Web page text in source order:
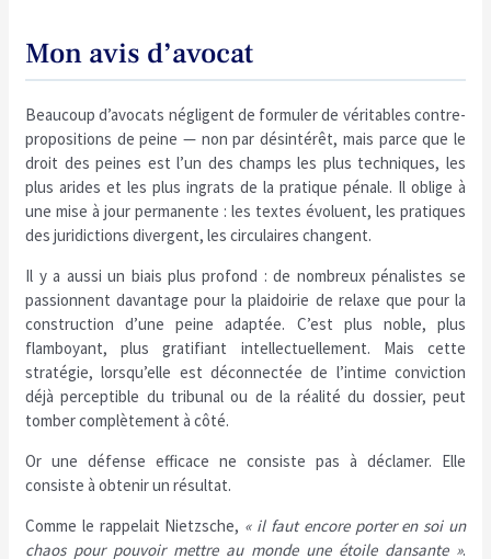
Mon avis d’avocat
Beaucoup d’avocats négligent de formuler de véritables contre-
propositions de peine — non par désintérêt, mais parce que le
droit des peines est l’un des champs les plus techniques, les
plus arides et les plus ingrats de la pratique pénale. Il oblige à
une mise à jour permanente : les textes évoluent, les pratiques
des juridictions divergent, les circulaires changent.
Il y a aussi un biais plus profond : de nombreux pénalistes se
passionnent davantage pour la plaidoirie de relaxe que pour la
construction d’une peine adaptée. C’est plus noble, plus
flamboyant, plus gratifiant intellectuellement. Mais cette
stratégie, lorsqu’elle est déconnectée de l’intime conviction
déjà perceptible du tribunal ou de la réalité du dossier, peut
tomber complètement à côté.
Or une défense efficace ne consiste pas à déclamer. Elle
consiste à obtenir un résultat.
Comme le rappelait Nietzsche, « il faut encore porter en soi un
chaos pour pouvoir mettre au monde une étoile dansante ».